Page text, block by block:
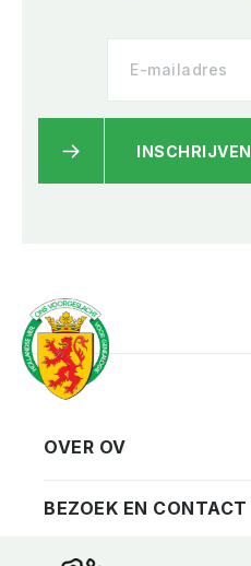
INSCHRIJVEN
Vereniging
Privacy
Contact
Bezoekadres
OVER OV
BEZOEK EN CONTACT